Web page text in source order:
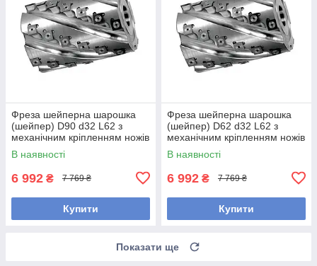
Фреза шейперна шарошка
(шейпер) D90 d32 L62 з
механічним кріпленням ножів
В наявності
6 992 ₴ 7 769 ₴
Купити
Фреза шейперна шарошка
(шейпер) D62 d32 L62 з
механічним кріпленням ножів
В наявності
6 992 ₴ 7 769 ₴
Купити
Показати ще